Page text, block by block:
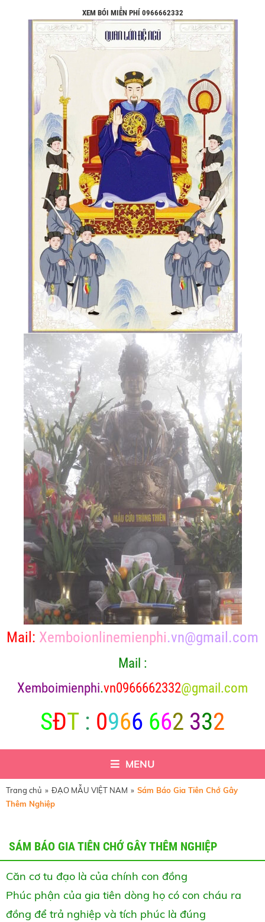
XEM BÓI MIỄN PHÍ 0966662332
Mail: Xemboionlinemienphi.vn@gmail.com
Mail :
Xemboimienphi.vn0966662332@gmail.com
SĐT : 0966 662 332
MENU
Trang chủ » ĐẠO MẪU VIỆT NAM » Sám Báo Gia Tiên Chớ Gây
Thêm Nghiệp
SÁM BÁO GIA TIÊN CHỚ GÂY THÊM NGHIỆP
Căn cơ tu đạo là của chính con đồng
Phúc phận của gia tiên dòng họ có con cháu ra
đồng để trả nghiệp và tích phúc là đúng